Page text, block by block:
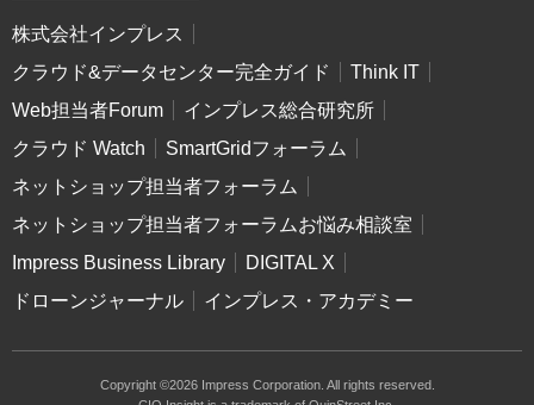
株式会社インプレス
クラウド&データセンター完全ガイド
Think IT
Web担当者Forum
インプレス総合研究所
クラウド Watch
SmartGridフォーラム
ネットショップ担当者フォーラム
ネットショップ担当者フォーラムお悩み相談室
Impress Business Library
DIGITAL X
ドローンジャーナル
インプレス・アカデミー
Copyright ©2026 Impress Corporation. All rights reserved.